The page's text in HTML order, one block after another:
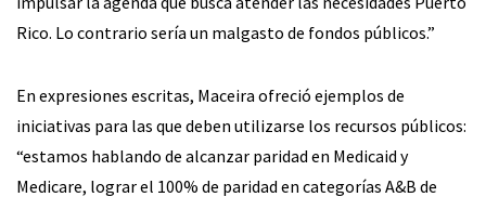
Rico. Lo contrario sería un malgasto de fondos públicos.”
En expresiones escritas, Maceira ofreció ejemplos de
iniciativas para las que deben utilizarse los recursos públicos:
“estamos hablando de alcanzar paridad en Medicaid y
Medicare, lograr el 100% de paridad en categorías A&B de